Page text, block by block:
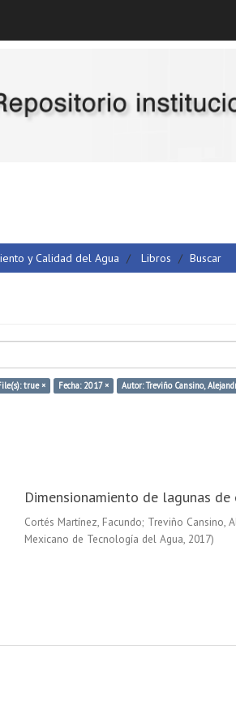
y Calidad del Agua Libros Buscar
true × Fecha: 2017 × Autor: Treviño Cansino,
Dimensionamiento de lagunas
Cortés Martínez, Facundo; Treviño Cansino,
Mexicano de Tecnología del Agua, 2017)